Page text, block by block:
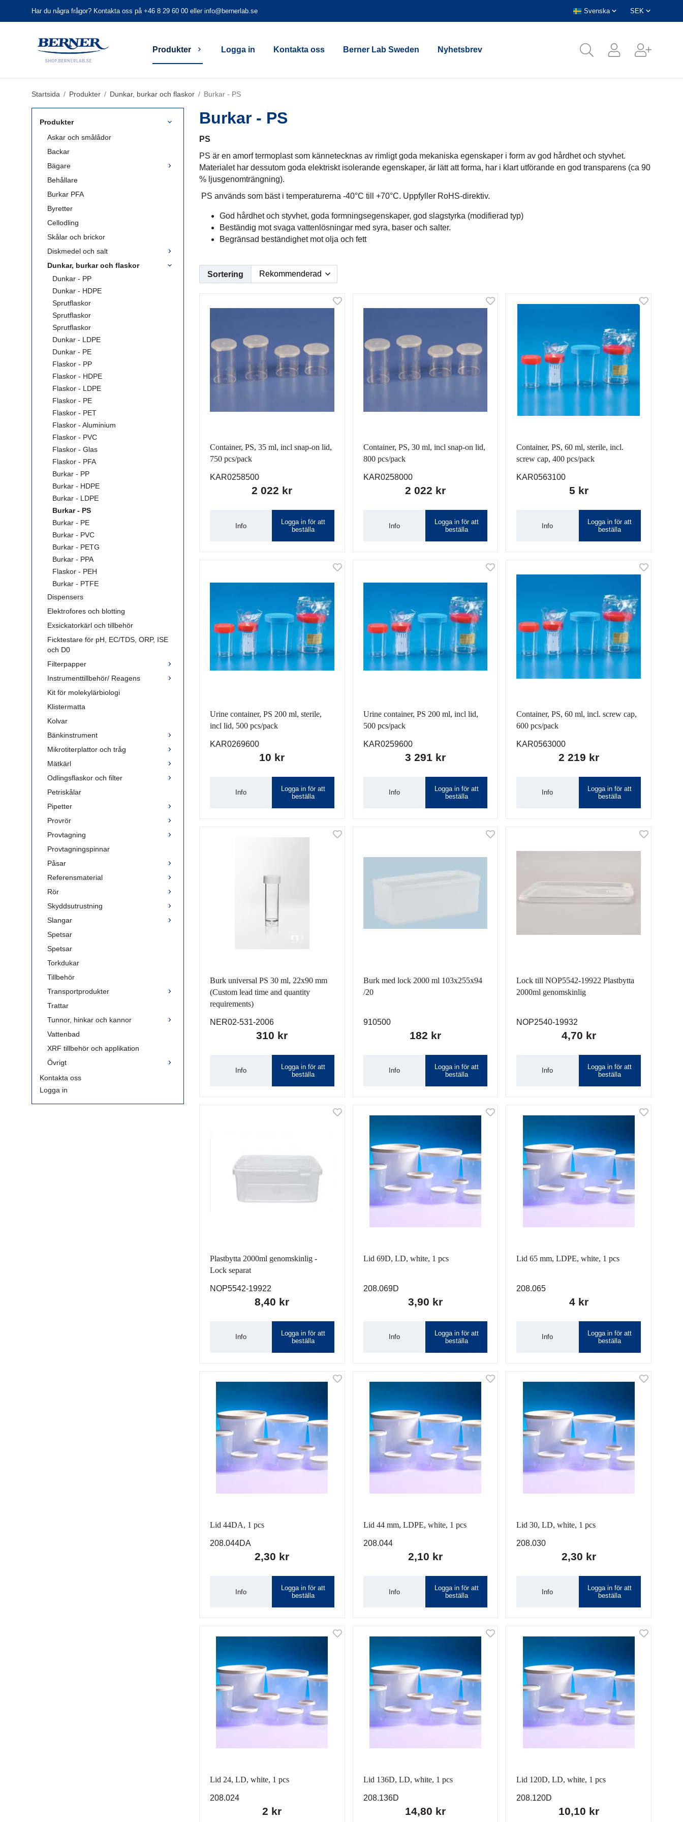
Har du några frågor? Kontakta oss på +46 8 29 60 00 eller info@bernerlab.se
Produkter Logga in Kontakta oss Berner Lab Sweden Nyhetsbrev
Startsida / Produkter / Dunkar, burkar och flaskor / Burkar - PS
Produkter
Askar och smålådor
Backar
Bägare
Behållare
Burkar PFA
Byretter
Cellodling
Skålar och brickor
Diskmedel och salt
Dunkar, burkar och flaskor
Dunkar - PP
Dunkar - HDPE
Sprutflaskor
Sprutflaskor
Sprutflaskor
Dunkar - LDPE
Dunkar - PE
Flaskor - PP
Flaskor - HDPE
Flaskor - LDPE
Flaskor - PE
Flaskor - PET
Flaskor - Aluminium
Flaskor - PVC
Flaskor - Glas
Flaskor - PFA
Burkar - PP
Burkar - HDPE
Burkar - LDPE
Burkar - PS
Burkar - PE
Burkar - PVC
Burkar - PETG
Burkar - PPA
Flaskor - PEH
Burkar - PTFE
Dispensers
Elektrofores och blotting
Exsickatorkärl och tillbehör
Ficktestare för pH, EC/TDS, ORP, ISE
och D0
Filterpapper
Instrumenttillbehör/ Reagens
Kit för molekylärbiologi
Klistermatta
Kolvar
Bänkinstrument
Mikrotiterplattor och tråg
Mätkärl
Odlingsflaskor och filter
Petriskålar
Pipetter
Provrör
Provtagning
Provtagningspinnar
Påsar
Referensmaterial
Rör
Skyddsutrustning
Slangar
Spetsar
Spetsar
Torkdukar
Tillbehör
Transportprodukter
Trattar
Tunnor, hinkar och kannor
Vattenbad
XRF tillbehör och applikation
Övrigt
Kontakta oss
Logga in
Burkar - PS
PS
PS är en amorf termoplast som kännetecknas av rimligt goda mekaniska egenskaper i form av god hårdhet och styvhet.
Materialet har dessutom goda elektriskt isolerande egenskaper, är lätt att forma, har i klart utförande en god transparens (ca 90
% ljusgenomträngning).
PS används som bäst i temperaturerna -40°C till +70°C. Uppfyller RoHS-direktiv.
God hårdhet och styvhet, goda formningsegenskaper, god slagstyrka (modifierad typ)
Beständig mot svaga vattenlösningar med syra, baser och salter.
Begränsad beständighet mot olja och fett
Sortering
Container, PS, 35 ml, incl snap-on lid,
750 pcs/pack
KAR0258500
2 022 kr
Info
Logga in för att
beställa
Container, PS, 30 ml, incl snap-on lid,
800 pcs/pack
KAR0258000
2 022 kr
Info
Logga in för att
beställa
Container, PS, 60 ml, sterile, incl.
screw cap, 400 pcs/pack
KAR0563100
5 kr
Info
Logga in för att
beställa
Urine container, PS 200 ml, sterile,
incl lid, 500 pcs/pack
KAR0269600
10 kr
Info
Logga in för att
beställa
Urine container, PS 200 ml, incl lid,
500 pcs/pack
KAR0259600
3 291 kr
Info
Logga in för att
beställa
Container, PS, 60 ml, incl. screw cap,
600 pcs/pack
KAR0563000
2 219 kr
Info
Logga in för att
beställa
Burk universal PS 30 ml, 22x90 mm
(Custom lead time and quantity
requirements)
NER02-531-2006
310 kr
Info
Logga in för att
beställa
Burk med lock 2000 ml 103x255x94
/20
910500
182 kr
Info
Logga in för att
beställa
Lock till NOP5542-19922 Plastbytta
2000ml genomskinlig
NOP2540-19932
4,70 kr
Info
Logga in för att
beställa
Plastbytta 2000ml genomskinlig -
Lock separat
NOP5542-19922
8,40 kr
Info
Logga in för att
beställa
Lid 69D, LD, white, 1 pcs
208.069D
3,90 kr
Info
Logga in för att
beställa
Lid 65 mm, LDPE, white, 1 pcs
208.065
4 kr
Info
Logga in för att
beställa
Lid 44DA, 1 pcs
208.044DA
2,30 kr
Info
Logga in för att
beställa
Lid 44 mm, LDPE, white, 1 pcs
208.044
2,10 kr
Info
Logga in för att
beställa
Lid 30, LD, white, 1 pcs
208.030
2,30 kr
Info
Logga in för att
beställa
Lid 24, LD, white, 1 pcs
208.024
2 kr
Lid 136D, LD, white, 1 pcs
208.136D
14,80 kr
Lid 120D, LD, white, 1 pcs
208.120D
10,10 kr